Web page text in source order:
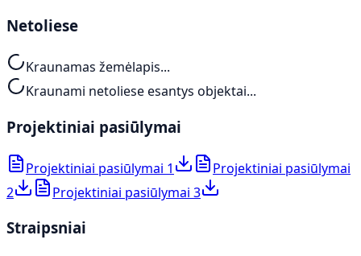
Netoliese
Kraunamas žemėlapis...
Kraunami netoliese esantys objektai...
Projektiniai pasiūlymai
Projektiniai pasiūlymai 1
Projektiniai pasiūlymai
2
Projektiniai pasiūlymai 3
Straipsniai